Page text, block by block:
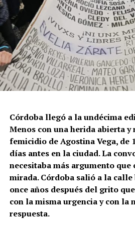
Córdoba llegó a la undécima
Menos con una herida abierta y
femicidio de Agostina Vega, de
días antes en la ciudad. La
necesitaba más argumento que
mirada. Córdoba salió a la
once años después del grito
con la misma urgencia y con la
respuesta.